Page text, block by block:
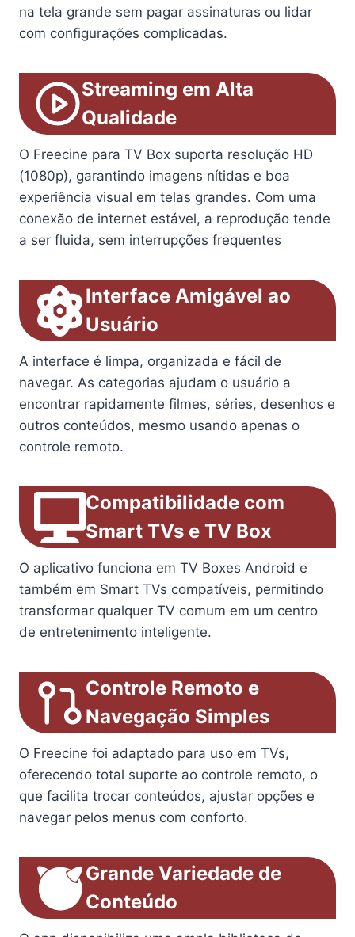
na tela grande sem pagar assinaturas ou lidar
com configurações complicadas.
Streaming em Alta
Qualidade
O Freecine para TV Box suporta resolução HD
(1080p), garantindo imagens nítidas e boa
experiência visual em telas grandes. Com uma
conexão de internet estável, a reprodução tende
a ser fluida, sem interrupções frequentes
Interface Amigável ao
Usuário
A interface é limpa, organizada e fácil de
navegar. As categorias ajudam o usuário a
encontrar rapidamente filmes, séries, desenhos e
outros conteúdos, mesmo usando apenas o
controle remoto.
Compatibilidade com
Smart TVs e TV Box
O aplicativo funciona em TV Boxes Android e
também em Smart TVs compatíveis, permitindo
transformar qualquer TV comum em um centro
de entretenimento inteligente.
Controle Remoto e
Navegação Simples
O Freecine foi adaptado para uso em TVs,
oferecendo total suporte ao controle remoto, o
que facilita trocar conteúdos, ajustar opções e
navegar pelos menus com conforto.
Grande Variedade de
Conteúdo